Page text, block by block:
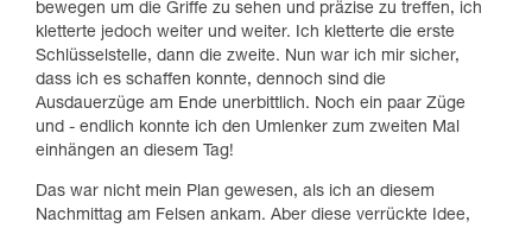
bewegen um die Griffe zu sehen und präzise zu treffen, ich
kletterte jedoch weiter und weiter. Ich kletterte die erste
Schlüsselstelle, dann die zweite. Nun war ich mir sicher,
dass ich es schaffen konnte, dennoch sind die
Ausdauerzüge am Ende unerbittlich. Noch ein paar Züge
und - endlich konnte ich den Umlenker zum zweiten Mal
einhängen an diesem Tag!
Das war nicht mein Plan gewesen, als ich an diesem
Nachmittag am Felsen ankam. Aber diese verrückte Idee,